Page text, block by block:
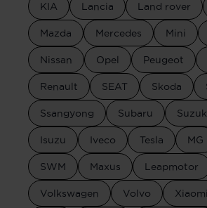
KIA Lancia Land rover
Mazda Mercedes Mini
Nissan Opel Peugeot
Renault SEAT Skoda
Ssangyong Subaru
Isuzu Iveco Tesla MG
SWM Maxus Leapmotor
Volkswagen Volvo Xiaomi